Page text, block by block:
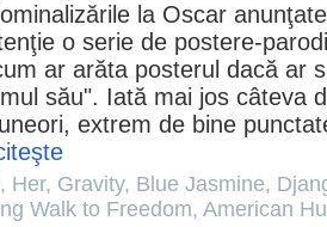
la Oscar
o serie de postere-
ar arăta posterul dacă ar
său". Iată mai jos câteva
extrem de bine
, Her, Gravity, Blue Jasmine,
Walk to Freedom, American